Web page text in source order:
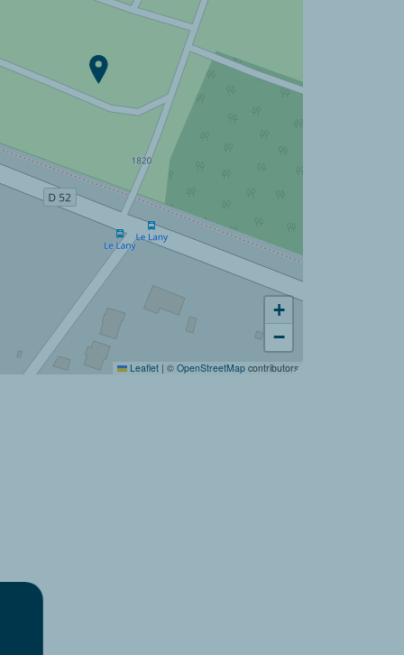
+
−
Leaflet | © OpenStreetMapcontributors